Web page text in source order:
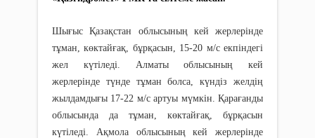
Шығыс Қазақстан облысының кей жерлерінде
тұман, көктайғақ, бұрқасын, 15-20 м/с екпіндегі
жел күтіледі. Алматы облысының кей
жерлерінде түнде тұман болса, күндіз желдің
жылдамдығы 17-22 м/с артуы мүмкін. Қарағанды
облысында да тұман, көктайғақ, бұрқасын
күтіледі. Ақмола облысының кей жерлерінде